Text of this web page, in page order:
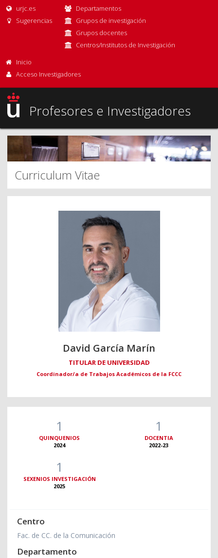
urjc.es
Sugerencias
Departamentos
Grupos de investigación
Grupos docentes
Centros/Institutos de Investigación
Inicio
Acceso Investigadores
Profesores e Investigadores
Curriculum Vitae
David García Marín
TITULAR DE UNIVERSIDAD
Coordinador/a de Trabajos Académicos de la FCCC
1
QUINQUENIOS
2024
1
DOCENTIA
2022-23
1
SEXENIOS INVESTIGACIÓN
2025
Centro
Fac. de CC. de la Comunicación
Departamento